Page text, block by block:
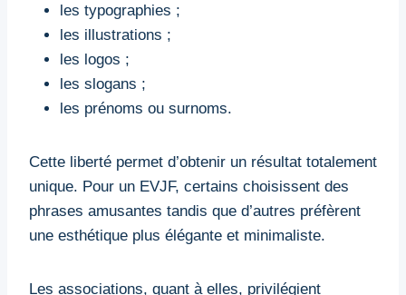
les typographies ;
les illustrations ;
les logos ;
les slogans ;
les prénoms ou surnoms.
Cette liberté permet d’obtenir un résultat totalement
unique. Pour un EVJF, certains choisissent des
phrases amusantes tandis que d’autres préfèrent
une esthétique plus élégante et minimaliste.
Les associations, quant à elles, privilégient